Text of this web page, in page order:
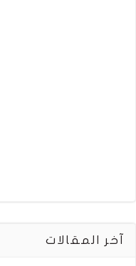
آخر المقالات